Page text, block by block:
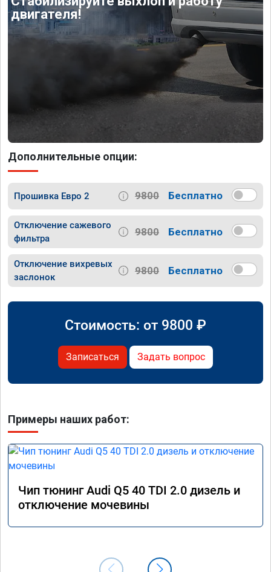
двигателя!
Дополнительные опции:
Прошивка Евро 2 9800 Бесплатно
Отключение сажевого
фильтра
9800 Бесплатно
Отключение вихревых
заслонок
9800 Бесплатно
Стоимость: от 9800 ₽
Записаться Задать вопрос
Примеры наших работ:
Чип тюнинг Audi Q5 40 TDI 2.0 дизель и
отключение мочевины